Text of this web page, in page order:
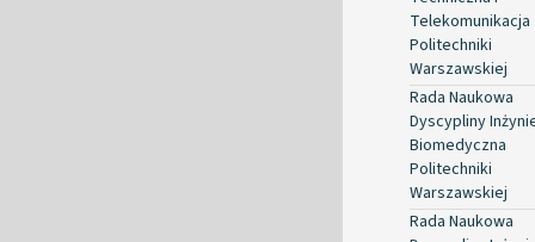
Telekomunikacja
Politechniki
Warszawskiej
Rada Naukowa
Dyscypliny
Biomedyczna
Politechniki
Warszawskiej
Rada Naukowa